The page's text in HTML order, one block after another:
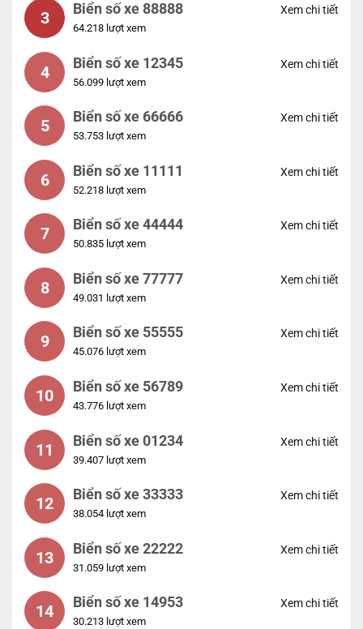
3 Biển số xe 88888
64.218 lượt xem
Xem chi tiết
4 Biển số xe 12345
56.099 lượt xem
Xem chi tiết
5 Biển số xe 66666
53.753 lượt xem
Xem chi tiết
6 Biển số xe 11111
52.218 lượt xem
Xem chi tiết
7 Biển số xe 44444
50.835 lượt xem
Xem chi tiết
8 Biển số xe 77777
49.031 lượt xem
Xem chi tiết
9 Biển số xe 55555
45.076 lượt xem
Xem chi tiết
10 Biển số xe 56789
43.776 lượt xem
Xem chi tiết
11 Biển số xe 01234
39.407 lượt xem
Xem chi tiết
12 Biển số xe 33333
38.054 lượt xem
Xem chi tiết
13 Biển số xe 22222
31.059 lượt xem
Xem chi tiết
14 Biển số xe 14953
30.213 lượt xem
Xem chi tiết